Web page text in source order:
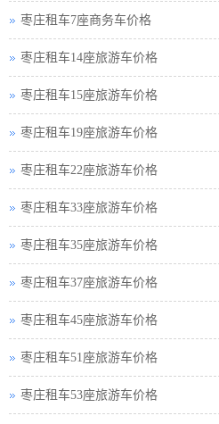
枣庄租车7座商务车价格
枣庄租车14座旅游车价格
枣庄租车15座旅游车价格
枣庄租车19座旅游车价格
枣庄租车22座旅游车价格
枣庄租车33座旅游车价格
枣庄租车35座旅游车价格
枣庄租车37座旅游车价格
枣庄租车45座旅游车价格
枣庄租车51座旅游车价格
枣庄租车53座旅游车价格